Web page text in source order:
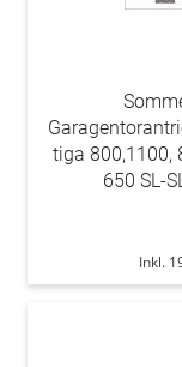
tiga 800,1100,
650 SL-
Inkl.